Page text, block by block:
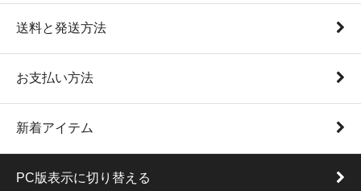
送料と発送方法
お支払い方法
新着アイテム
PC版表示に切り替える